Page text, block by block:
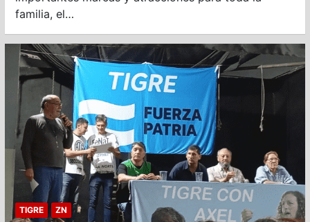
familia, el…
TIGRE ZN